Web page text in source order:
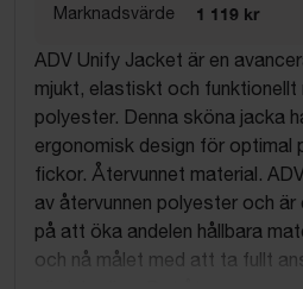
Marknadsvärde 1 119 kr
ADV Unify Jacket är en
mjukt, elastiskt och funktionellt
polyester. Denna sköna jacka
ergonomisk design för optimal
fickor. Återvunnet material.
av återvunnen polyester och är
på att öka andelen hållbara
och nå målet med att ta fullt